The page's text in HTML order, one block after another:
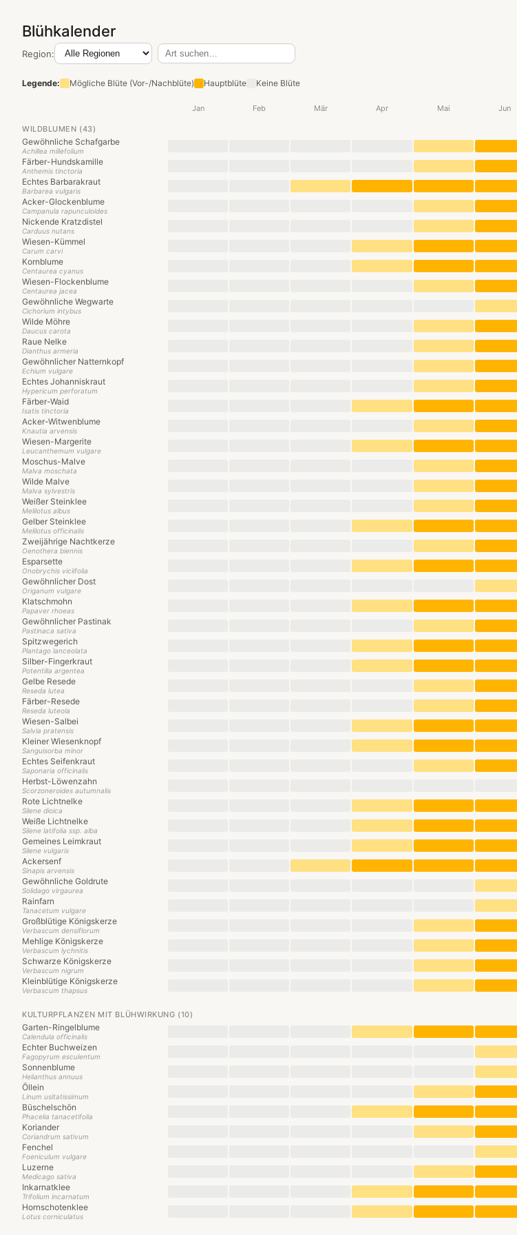
Blühkalender
Region:
Legende: Mögliche Blüte (Vor-/Nachblüte) Hauptblüte Keine Blüte
Jan Feb Mär Apr Mai Jun
WILDBLUMEN (43)
Gewöhnliche Schafgarbe
Achillea millefolium
Färber-Hundskamille
Anthemis tinctoria
Echtes Barbarakraut
Barbarea vulgaris
Acker-Glockenblume
Campanula rapunculoides
Nickende Kratzdistel
Carduus nutans
Wiesen-Kümmel
Carum carvi
Kornblume
Centaurea cyanus
Wiesen-Flockenblume
Centaurea jacea
Gewöhnliche Wegwarte
Cichorium intybus
Wilde Möhre
Daucus carota
Raue Nelke
Dianthus armeria
Gewöhnlicher Natternkopf
Echium vulgare
Echtes Johanniskraut
Hypericum perforatum
Färber-Waid
Isatis tinctoria
Acker-Witwenblume
Knautia arvensis
Wiesen-Margerite
Leucanthemum vulgare
Moschus-Malve
Malva moschata
Wilde Malve
Malva sylvestris
Weißer Steinklee
Melilotus albus
Gelber Steinklee
Melilotus officinalis
Zweijährige Nachtkerze
Oenothera biennis
Esparsette
Onobrychis viciifolia
Gewöhnlicher Dost
Origanum vulgare
Klatschmohn
Papaver rhoeas
Gewöhnlicher Pastinak
Pastinaca sativa
Spitzwegerich
Plantago lanceolata
Silber-Fingerkraut
Potentilla argentea
Gelbe Resede
Reseda lutea
Färber-Resede
Reseda luteola
Wiesen-Salbei
Salvia pratensis
Kleiner Wiesenknopf
Sanguisorba minor
Echtes Seifenkraut
Saponaria officinalis
Herbst-Löwenzahn
Scorzoneroides autumnalis
Rote Lichtnelke
Silene dioica
Weiße Lichtnelke
Silene latifolia ssp. alba
Gemeines Leimkraut
Silene vulgaris
Ackersenf
Sinapis arvensis
Gewöhnliche Goldrute
Solidago virgaurea
Rainfarn
Tanacetum vulgare
Großblütige Königskerze
Verbascum densiflorum
Mehlige Königskerze
Verbascum lychnitis
Schwarze Königskerze
Verbascum nigrum
Kleinblütige Königskerze
Verbascum thapsus
KULTURPFLANZEN MIT BLÜHWIRKUNG (10)
Garten-Ringelblume
Calendula officinalis
Echter Buchweizen
Fagopyrum esculentum
Sonnenblume
Helianthus annuus
Öllein
Linum usitatissimum
Büschelschön
Phacelia tanacetifolia
Koriander
Coriandrum sativum
Fenchel
Foeniculum vulgare
Luzerne
Medicago sativa
Inkarnatklee
Trifolium incarnatum
Hornschotenklee
Lotus corniculatus